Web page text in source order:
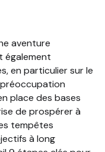
aventure
également
en particulier sur le
place des bases
de prospérer à
tempêtes
à long